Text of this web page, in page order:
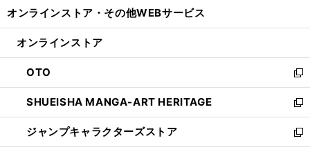
開
ン
ウ
で
開
く
ウ
ン
ド
ウ
で
開
く
オンラインストア・ その他WEBサービス
オンラインストア
OTO
新
し
い
ウ
ィ
ン
SHUEISHA MANGA-ART HERITAGE
新
し
い
ウ
ジャンプキャラクターズストア
新
し